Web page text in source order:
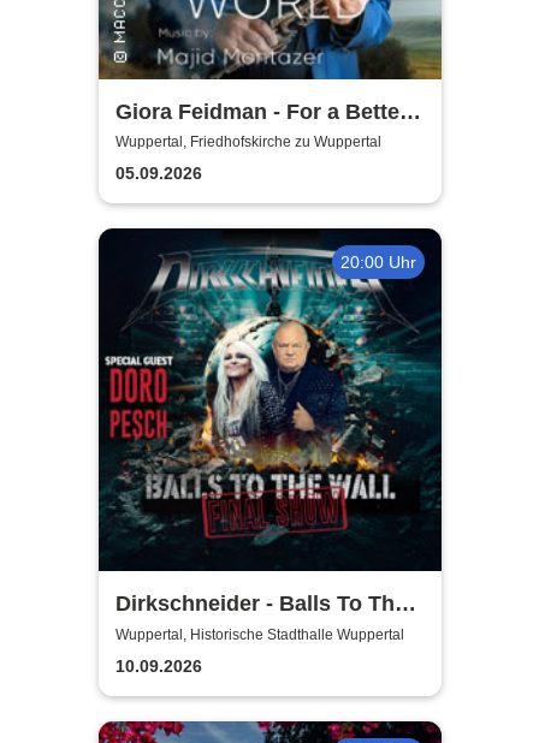
Giora Feidman - For a Better
World
Wuppertal, Friedhofskirche zu Wuppertal
05.09.2026
20:00 Uhr
Dirkschneider - Balls To The
Wall
Wuppertal, Historische Stadthalle Wuppertal
10.09.2026